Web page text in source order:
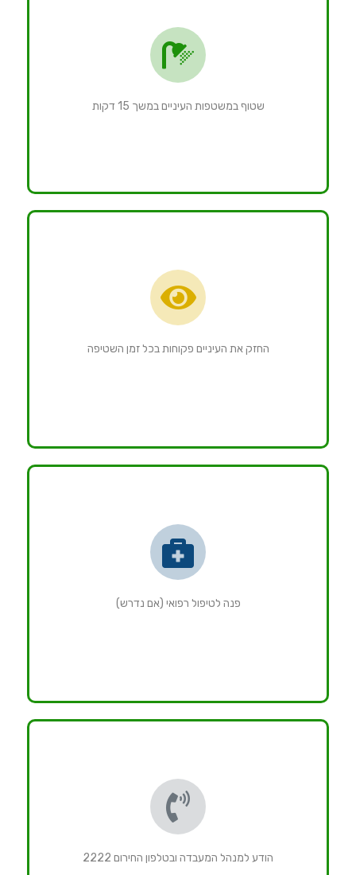
שטוף במשטפות העיניים במשך 15 דקות
החזק את העיניים פקוחות בכל זמן השטיפה
פנה לטיפול רפואי (אם נדרש)
הודע למנהל המעבדה ובטלפון החירום 2222